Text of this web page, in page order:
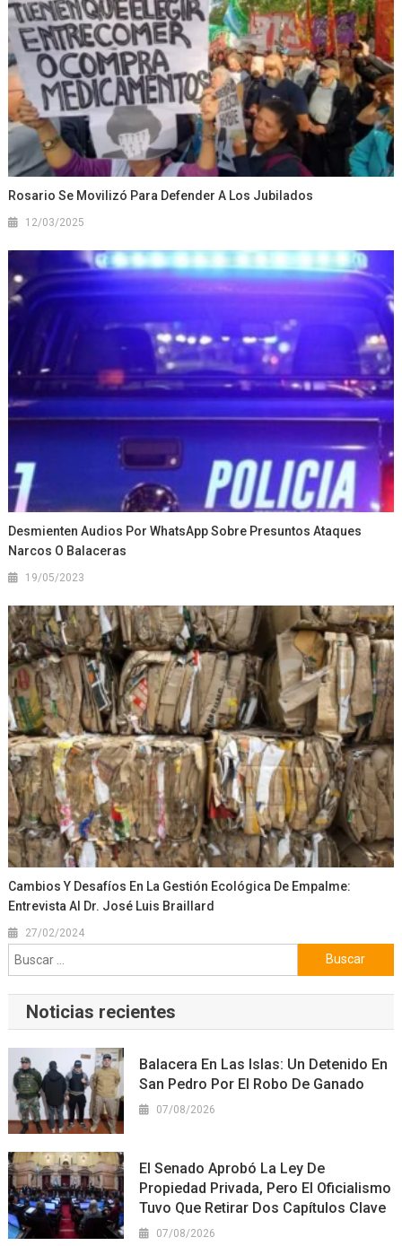
Rosario Se Movilizó Para Defender A Los Jubilados
12/03/2025
Desmienten Audios Por WhatsApp Sobre Presuntos Ataques
Narcos O Balaceras
19/05/2023
Cambios Y Desafíos En La Gestión Ecológica De Empalme:
Entrevista Al Dr. José Luis Braillard
27/02/2024
Buscar:
Noticias recientes
Balacera En Las Islas: Un Detenido En
San Pedro Por El Robo De Ganado
07/08/2026
El Senado Aprobó La Ley De
Propiedad Privada, Pero El Oficialismo
Tuvo Que Retirar Dos Capítulos Clave
07/08/2026